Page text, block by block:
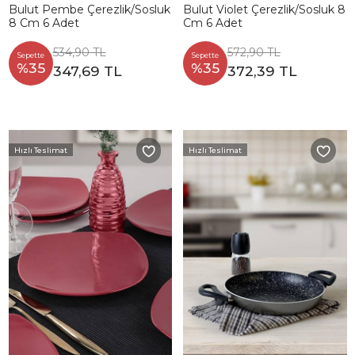
Bulut Pembe Çerezlik/Sosluk
8 Cm 6 Adet
Sepette
%35
534,90 TL
347,69 TL
Bulut Violet Çerezlik/Sosluk 8
Cm 6 Adet
Sepette
%35
572,90 TL
372,39 TL
Hızlı Teslimat Hızlı Teslimat